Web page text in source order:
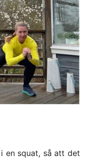
en squat, så att det